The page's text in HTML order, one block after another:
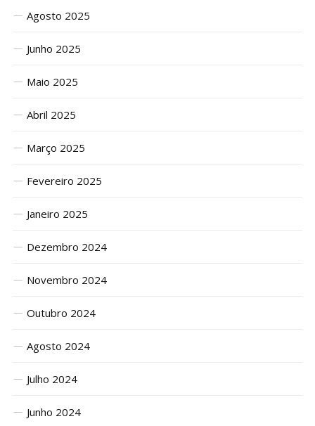
Agosto 2025
Junho 2025
Maio 2025
Abril 2025
Março 2025
Fevereiro 2025
Janeiro 2025
Dezembro 2024
Novembro 2024
Outubro 2024
Agosto 2024
Julho 2024
Junho 2024